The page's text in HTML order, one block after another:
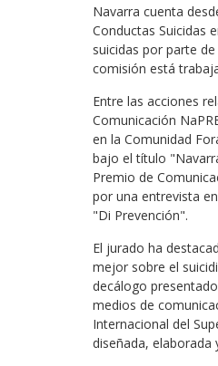
Navarra cuenta
Conductas Suicidas
suicidas por parte
comisión está
Entre las acciones
Comunicación
en la Comunidad
bajo el título
Premio de
por una entrevista
"Di Prevención".
El jurado ha
mejor sobre el
decálogo
medios de
Internacional del
diseñada, elaborada